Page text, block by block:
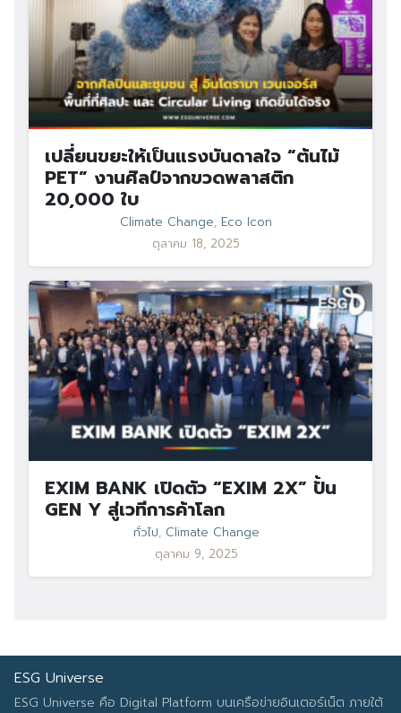
เปลี่ยนขยะให้เป็นแรงบันดาลใจ “ต้นไม้
PET” งานศิลป์จากขวดพลาสติก
20,000 ใบ
Climate Change, Eco Icon
ตุลาคม 18, 2025
EXIM BANK เปิดตัว “EXIM 2X” ปั้น
GEN Y สู่เวทีการค้าโลก
ทั่วไป, Climate Change
ตุลาคม 9, 2025
ESG Universe
ESG Universe คือ Digital Platform บนเครือข่ายอินเตอร์เน็ต ภายใต้